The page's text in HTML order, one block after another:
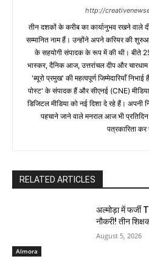
http://
तीन दशकों के करीब का कार्यानुभव रखने वाले
सम्मानित नाम हैं। उन्होंने अपने करियर की
के सहयोगी संपादक के रूप में की थी। बीते 25
भास्कर, दैनिक आज, उत्तरांचल दीप और चारधाम
'ब्यूरो प्रमुख' की महत्वपूर्ण जिम्मेदारियाँ
पोस्ट' के संपादक हैं और सीएनई (CNE)
डिजिटल मीडिया को नई दिशा दे रहे हैं। अपनी
पहचाने जाने वाले मनराल आज भी
पत्रकारिता कर
RELATED ARTICLES
Almora
अल्मोड़ा में फर्जी
नौकरी! तीन
August 5, 2026